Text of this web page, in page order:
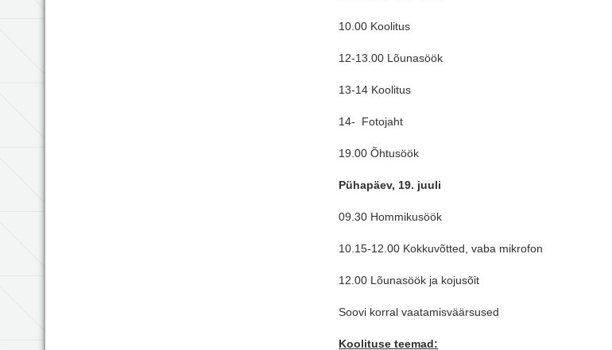
10.00 Koolitus
12-13.00 Lõunasöök
13-14 Koolitus
14- Fotojaht
19.00 Õhtusöök
Pühapäev, 19. juuli
09.30 Hommikusöök
10.15-12.00 Kokkuvõtted, vaba mikrofon
12.00 Lõunasöök ja kojusõit
Soovi korral vaatamisväärsused
Koolituse teemad: